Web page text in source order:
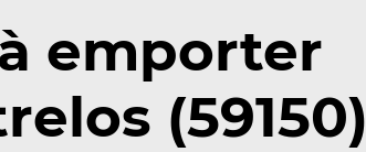
emporter
(59150)